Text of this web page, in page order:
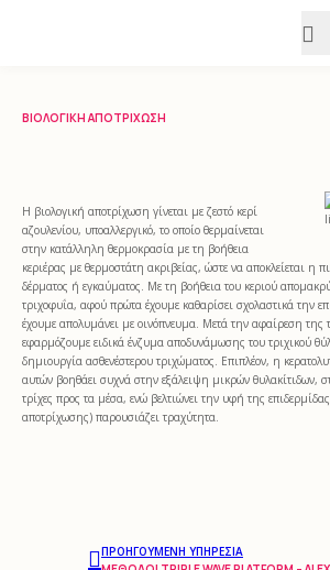
ΒΙΟΛΟΓΙΚΉ ΑΠΟΤΡΊΧΩΣΗ
Η βιολογική αποτρίχωση γίνεται με ζεστό κερί
αζουλενίου, υποαλλεργικό, το οποίο θερμαίνεται
στην κατάλληλη θερμοκρασία με τη βοήθεια
κεριέρας με θερμοστάτη ακριβείας, ώστε να αποκλείεται η
δέρματος ή εγκαύματος. Με τη βοήθεια του κεριού
τριχοφυΐα, αφού πρώτα έχουμε καθαρίσει σχολαστικά την
έχουμε απολυμάνει με οινόπνευμα. Μετά την αφαίρεση της
εφαρμόζουμε ειδικά ένζυμα αποδυνάμωσης του τριχικού
δημιουργία ασθενέστερου τριχώματος. Επιπλέον, η
αυτών βοηθάει συχνά στην εξάλειψη μικρών θυλακίτιδων,
τρίχες προς τα μέσα, ενώ βελτιώνει την υφή της
αποτρίχωσης) παρουσιάζει τραχύτητα.
ΠΡΟΗΓΟΎΜΕΝΗ ΥΠΗΡΕΣΊΑ